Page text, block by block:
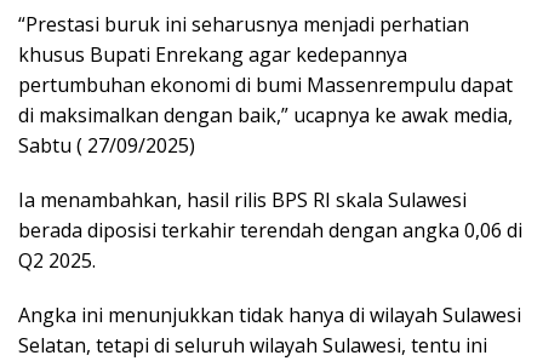
“Prestasi buruk ini seharusnya menjadi perhatian
khusus Bupati Enrekang agar kedepannya
pertumbuhan ekonomi di bumi Massenrempulu dapat
di maksimalkan dengan baik,” ucapnya ke awak media,
Sabtu ( 27/09/2025)
Ia menambahkan, hasil rilis BPS RI skala Sulawesi
berada diposisi terkahir terendah dengan angka 0,06 di
Q2 2025.
Angka ini menunjukkan tidak hanya di wilayah Sulawesi
Selatan, tetapi di seluruh wilayah Sulawesi, tentu ini